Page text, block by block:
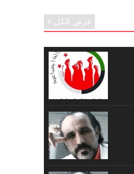
عرض الكل